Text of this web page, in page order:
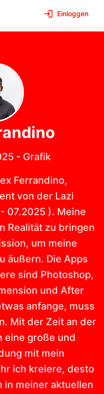
Einloggen
- Grafik
Ferrandino,
von der Lazi
07.2025 ). Meine
Realität zu bringen
um meine
äußern. Die Apps
sind Photoshop,
und After
anfange, muss
Mit der Zeit an der
eine große und
mit mein
ich kreiere, desto
in meiner aktuellen